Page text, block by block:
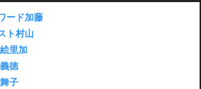
ード加藤
ト村山
里加
徳
子